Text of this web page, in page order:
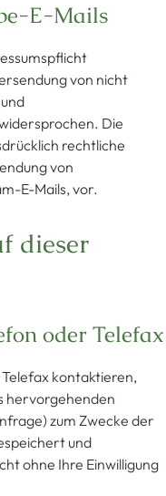
E-Mails
von nicht
Die
rechtliche
von
E-Mails, vor.
dieser
oder Telefax
Telefax kontaktieren,
hervorgehenden
zum Zwecke der
und
ohne Ihre Einwilligung